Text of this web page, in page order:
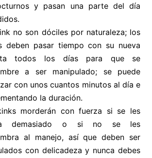
y pasan una parte del día
no son dóciles por naturaleza; los
deben pasar tiempo con su nueva
todos los días para que se
a ser manipulado; se puede
con unos cuantos minutos al día e
la duración.
morderán con fuerza si se les
demasiado o si no se les
al manejo, así que deben ser
con delicadeza y nunca debes